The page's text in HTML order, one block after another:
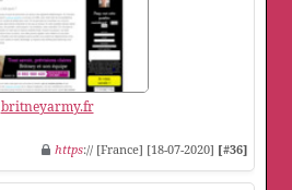
britneyarmy.fr
https:// [France] [18-07-2020] [#36]